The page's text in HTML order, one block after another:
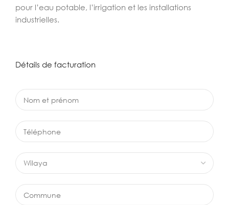
pour l’eau potable, l’irrigation et les installations
industrielles.
Détails de facturation